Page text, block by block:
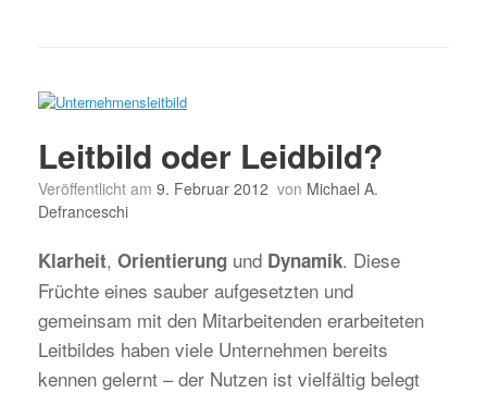
Leitbild oder Leidbild?
Veröffentlicht am 9. Februar 2012 von Michael A.
Defranceschi
Klarheit, Orientierung und Dynamik. Diese
Früchte eines sauber aufgesetzten und
gemeinsam mit den Mitarbeitenden erarbeiteten
Leitbildes haben viele Unternehmen bereits
kennen gelernt – der Nutzen ist vielfältig belegt